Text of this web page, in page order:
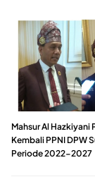
Mahsur Al Hazkiyani
Kembali PPNI DPW
Periode 2022-2027